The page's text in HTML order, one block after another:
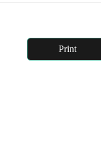
Print